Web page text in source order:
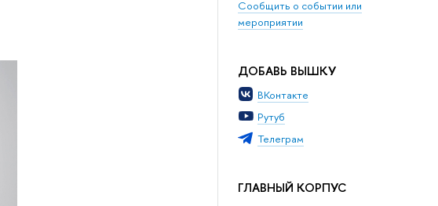
Сообщить о событии или
мероприятии
ДОБАВЬ ВЫШКУ
ВКонтакте
Рутуб
Телеграм
ГЛАВНЫЙ КОРПУС